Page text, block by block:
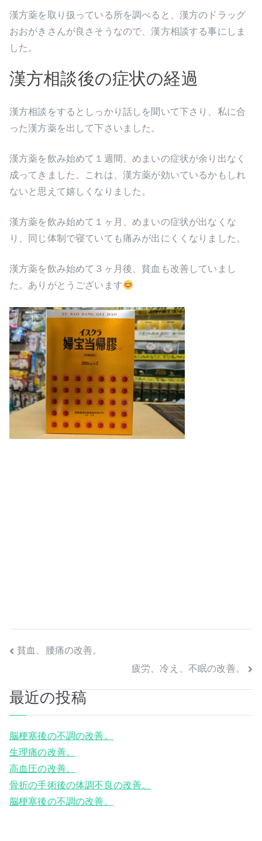
漢方薬を取り扱っている所を調べると、漢方のドラッグ
おおがきさんが良さそうなので、漢方相談する事にしま
した。
漢方相談後の症状の経過
漢方相談をするとしっかり話しを聞いて下さり、私に合
った漢方薬を出して下さいました。
漢方薬を飲み始めて１週間、めまいの症状が余り出なく
成ってきました。これは、漢方薬が効いているかもしれ
ないと思えて嬉しくなりました。
漢方薬を飲み始めて１ヶ月、めまいの症状が出なくな
り、同じ体制で寝ていても痛みが出にくくなりました。
漢方薬を飲み始めて３ヶ月後、貧血も改善していまし
た。ありがとうございます
投
ナ
ビ
ゲ
ー
シ
貧血、腰痛の改善。
疲労、冷え、不眠の改善。
最近の投稿
脳梗塞後の不調の改善。
生理痛の改善。
高血圧の改善。
骨折の手術後の体調不良の改善。
脳梗塞後の不調の改善。